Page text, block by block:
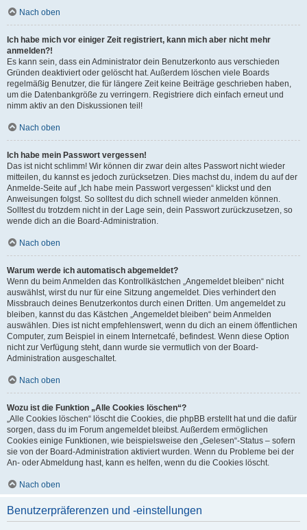
Nach oben
Ich habe mich vor einiger Zeit registriert, kann mich aber nicht mehr
anmelden?!
Es kann sein, dass ein Administrator dein Benutzerkonto aus verschieden
Gründen deaktiviert oder gelöscht hat. Außerdem löschen viele Boards
regelmäßig Benutzer, die für längere Zeit keine Beiträge geschrieben haben,
um die Datenbankgröße zu verringern. Registriere dich einfach erneut und
nimm aktiv an den Diskussionen teil!
Nach oben
Ich habe mein Passwort vergessen!
Das ist nicht schlimm! Wir können dir zwar dein altes Passwort nicht wieder
mitteilen, du kannst es jedoch zurücksetzen. Dies machst du, indem du auf der
Anmelde-Seite auf „Ich habe mein Passwort vergessen“ klickst und den
Anweisungen folgst. So solltest du dich schnell wieder anmelden können.
Solltest du trotzdem nicht in der Lage sein, dein Passwort zurückzusetzen, so
wende dich an die Board-Administration.
Nach oben
Warum werde ich automatisch abgemeldet?
Wenn du beim Anmelden das Kontrollkästchen „Angemeldet bleiben“ nicht
auswählst, wirst du nur für eine Sitzung angemeldet. Dies verhindert den
Missbrauch deines Benutzerkontos durch einen Dritten. Um angemeldet zu
bleiben, kannst du das Kästchen „Angemeldet bleiben“ beim Anmelden
auswählen. Dies ist nicht empfehlenswert, wenn du dich an einem öffentlichen
Computer, zum Beispiel in einem Internetcafé, befindest. Wenn diese Option
nicht zur Verfügung steht, dann wurde sie vermutlich von der Board-
Administration ausgeschaltet.
Nach oben
Wozu ist die Funktion „Alle Cookies löschen“?
„Alle Cookies löschen“ löscht die Cookies, die phpBB erstellt hat und die dafür
sorgen, dass du im Forum angemeldet bleibst. Außerdem ermöglichen
Cookies einige Funktionen, wie beispielsweise den „Gelesen“-Status – sofern
sie von der Board-Administration aktiviert wurden. Wenn du Probleme bei der
An- oder Abmeldung hast, kann es helfen, wenn du die Cookies löscht.
Nach oben
Benutzerpräferenzen und -einstellungen